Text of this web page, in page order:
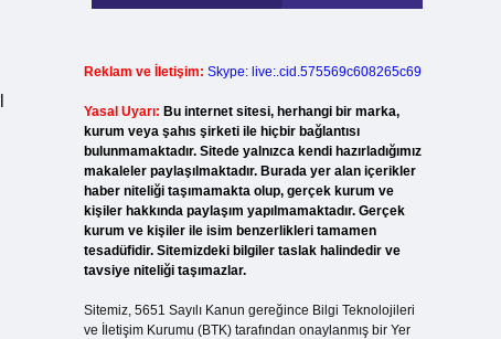
Reklam ve İletişim: Skype: live:.cid.575569c608265c69
Yasal Uyarı: Bu internet sitesi, herhangi bir marka,
kurum veya şahıs şirketi ile hiçbir bağlantısı
bulunmamaktadır. Sitede yalnızca kendi hazırladığımız
makaleler paylaşılmaktadır. Burada yer alan içerikler
haber niteliği taşımamakta olup, gerçek kurum ve
kişiler hakkında paylaşım yapılmamaktadır. Gerçek
kurum ve kişiler ile isim benzerlikleri tamamen
tesadüfidir. Sitemizdeki bilgiler taslak halindedir ve
tavsiye niteliği taşımazlar.
Sitemiz, 5651 Sayılı Kanun gereğince Bilgi Teknolojileri
ve İletişim Kurumu (BTK) tarafından onaylanmış bir Yer